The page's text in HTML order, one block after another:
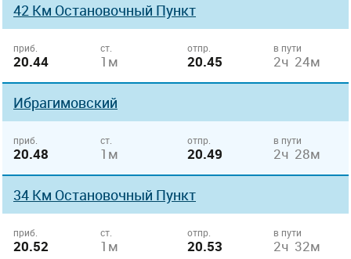
42 Км Остановочный Пункт
приб.
20.44
ст.
1м
отпр.
20.45
в пути
2ч 24м
Ибрагимовский
приб.
20.48
ст.
1м
отпр.
20.49
в пути
2ч 28м
34 Км Остановочный Пункт
приб.
20.52
ст.
1м
отпр.
20.53
в пути
2ч 32м